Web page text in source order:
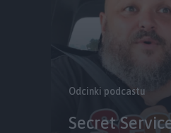
Odcinki podcastu
Secret